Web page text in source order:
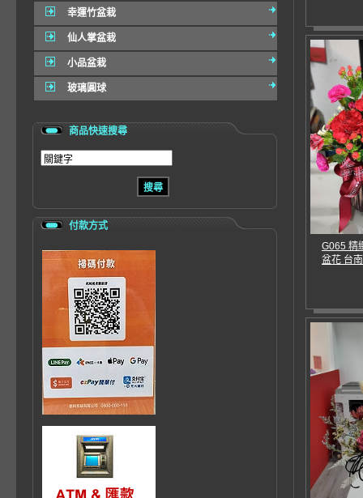
幸運竹盆栽
仙人掌盆栽
小品盆栽
玻璃圓球
商品快速搜尋
付款方式
G065 精
盆花 台